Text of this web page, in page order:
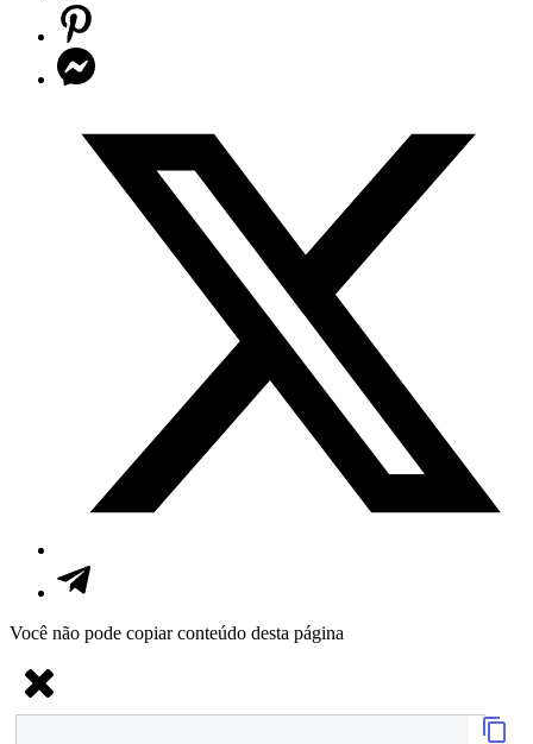
Você não pode copiar conteúdo desta página